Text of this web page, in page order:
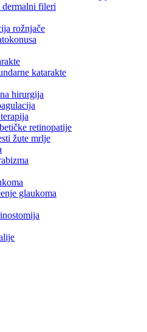
fileri
rožnjače
katarakte
hirurgija
retinopatije
žute mrlje
glaukoma